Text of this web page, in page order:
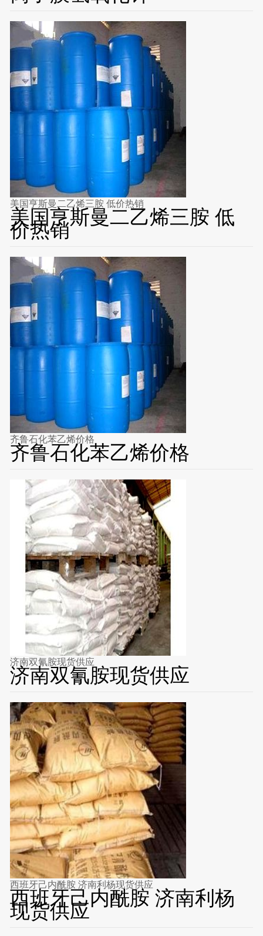
美国亨斯曼二乙烯三胺 低价热销
美国亨斯曼二乙烯三胺 低
价热销
齐鲁石化苯乙烯价格
齐鲁石化苯乙烯价格
济南双氰胺现货供应
济南双氰胺现货供应
西班牙己内酰胺 济南利杨现货供应
西班牙己内酰胺 济南利杨
现货供应